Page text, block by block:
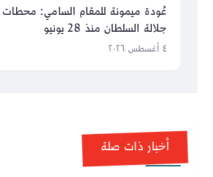
عُودة ميمونة للمقام السامي:
جلالة السلطان منذ 28 يونيو
٤ أغسطس ٢٠٢٦
أخبار ذات صلة